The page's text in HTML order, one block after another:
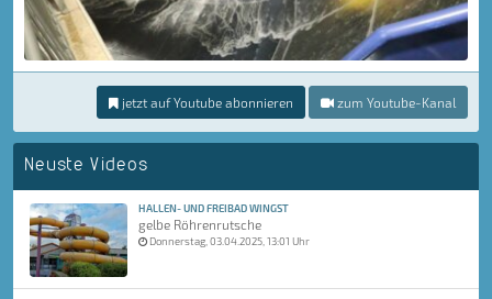
jetzt auf Youtube abonnieren zum Youtube-Kanal
Neuste Videos
HALLEN- UND FREIBAD WINGST
gelbe Röhrenrutsche
Donnerstag, 03.04.2025, 13:01 Uhr